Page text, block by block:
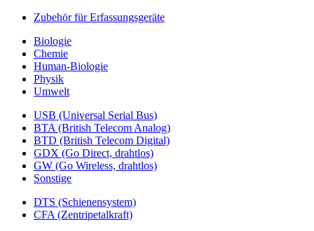
Zubehör für Erfassungsgeräte
Biologie
Chemie
Human-Biologie
Physik
Umwelt
USB (Universal Serial Bus)
BTA (British Telecom Analog)
BTD (British Telecom Digital)
GDX (Go Direct, drahtlos)
GW (Go Wireless, drahtlos)
Sonstige
DTS (Schienensystem)
CFA (Zentripetalkraft)